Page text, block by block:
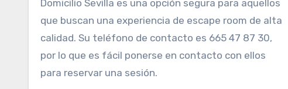
Domicilio Sevilla es una opción segura para aquellos
que buscan una experiencia de escape room de alta
calidad. Su teléfono de contacto es 665 47 87 30,
por lo que es fácil ponerse en contacto con ellos
para reservar una sesión.